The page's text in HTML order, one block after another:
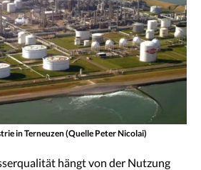
in Terneuzen (Quelle Peter Nicolai)
hängt von der Nutzung